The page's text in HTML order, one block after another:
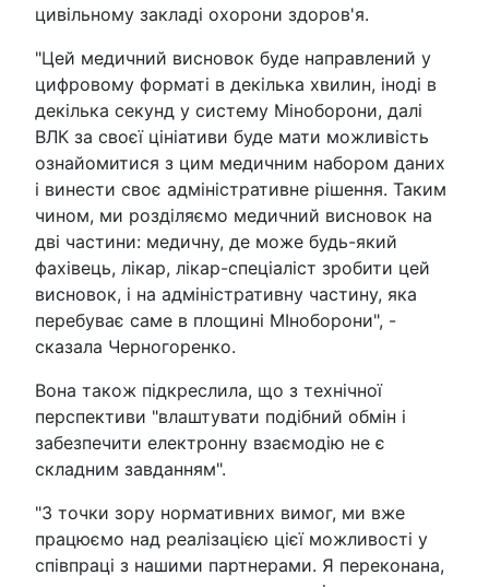
цивільному закладі охорони здоров'я.
"Цей медичний висновок буде направлений у
цифровому форматі в декілька хвилин, іноді в
декілька секунд у систему Міноборони, далі
ВЛК за своєї цініативи буде мати можливість
ознайомитися з цим медичним набором даних
і винести своє адміністративне рішення. Таким
чином, ми розділяємо медичний висновок на
дві частини: медичну, де може будь-який
фахівець, лікар, лікар-спеціаліст зробити цей
висновок, і на адміністративну частину, яка
перебуває саме в площині МІноборони", -
сказала Черногоренко.
Вона також підкреслила, що з технічної
перспективи "влаштувати подібний обмін і
забезпечити електронну взаємодію не є
складним завданням".
"З точки зору нормативних вимог, ми вже
працюємо над реалізацією цієї можливості у
співпраці з нашими партнерами. Я переконана,